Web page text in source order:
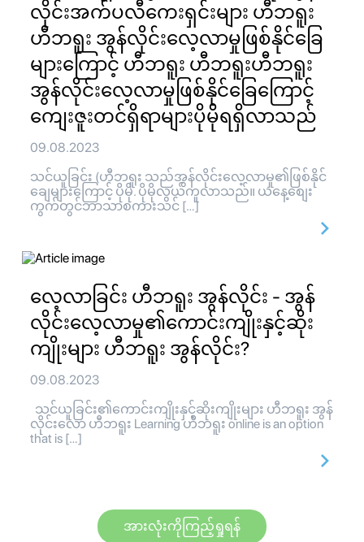
လိုင်းအက်ပလီကေးရှင်းများ ဟီဘရူး
ဟီဘရူး အွန်လိုင်းလေ့လာမှုဖြစ်နိုင်ခြေ
များကြောင့် ဟီဘရူး ဟီဘရူးဟီဘရူး
အွန်လိုင်းလေ့လာမှုဖြစ်နိုင်ခြေကြောင့်
ကျေးဇူးတင်ရှိရာများပိုမိုရရှိလာသည်
09.08.2023
သင်ယူခြင်း (ဟီဘရူး သည်အွန်လိုင်းလေ့လာမှု၏ဖြစ်နိုင်
ချေများကြောင့် ပိုမို. ပိုမိုလွယ်ကူလာသည်။ ယနေ့စျေး
ကွက်တွင်ဘာသာစကားသင် […]
လေ့လာခြင်း ဟီဘရူး အွန်လိုင်း - အွန်
လိုင်းလေ့လာမှု၏ကောင်းကျိုးနှင့်ဆိုး
ကျိုးများ ဟီဘရူး အွန်လိုင်း?
09.08.2023
သင်ယူခြင်း၏ကောင်းကျိုးနှင့်ဆိုးကျိုးများ ဟီဘရူး အွန်
လိုင်းလော ဟီဘရူး Learning ဟီဘရူး online is an option
that is […]
အားလုံးကိုကြည့်ရှုရန်